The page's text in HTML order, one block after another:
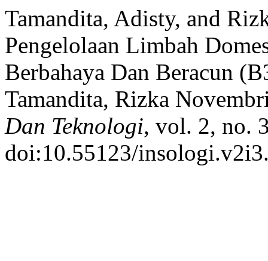
Tamandita, Adisty, and
Pengelolaan Limbah
Berbahaya Dan Beracun
Tamandita, Rizka
Dan Teknologi, vol. 2, no.
doi:10.55123/